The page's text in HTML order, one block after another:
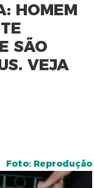
HOMEM
SÃO
VEJA
Foto: Reprodução